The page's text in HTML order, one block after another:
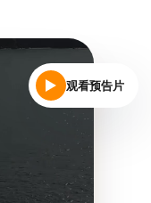
观看预告片